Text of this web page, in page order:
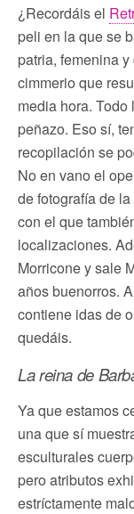
¿Recordáis el
peli en la que se
patria, femenina
cimmerio que
media hora.
peñazo. Eso sí,
recopilación se
No en vano el
de fotografía de
con el que
localizaciones.
Morricone y sale
años buenorros.
contiene idas de
quedáis.
La reina de
Ya que estamos
una que sí
esculturales
pero atributos
estríctamente